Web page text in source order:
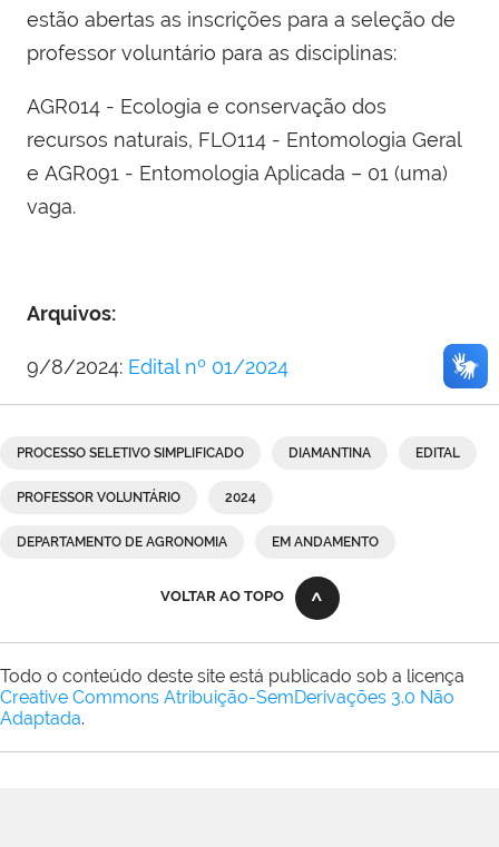
estão abertas as inscrições para a seleção de
professor voluntário para as disciplinas:
AGR014 - Ecologia e conservação dos
recursos naturais, FLO114 - Entomologia Geral
e AGR091 - Entomologia Aplicada – 01 (uma)
vaga.
Arquivos:
9/8/2024: Edital nº 01/2024
PROCESSO SELETIVO SIMPLIFICADO DIAMANTINA EDITAL
PROFESSOR VOLUNTÁRIO 2024
DEPARTAMENTO DE AGRONOMIA EM ANDAMENTO
VOLTAR AO TOPO
Todo o conteúdo deste site está publicado sob a licença
Creative Commons Atribuição-SemDerivações 3.0 Não
Adaptada.